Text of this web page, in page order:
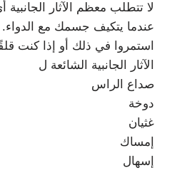
لا تتطلب معظم الآثار
عندما يتكيف جسمك مع الدواء.
استمروا في ذلك أو إذا كنت
الآثار الجانبية الشائعة ل
صداع الراس
دوخة
غثيان
إمساك
إسهال